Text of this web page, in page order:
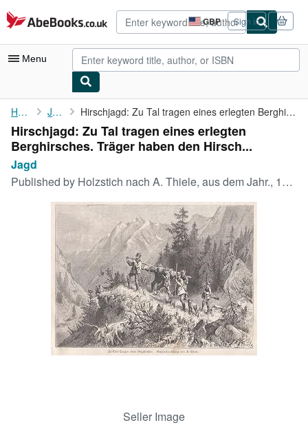
Skip to main content
AbeBooks.co.uk GBP
Site
shopping
preferences
Sign in
Menu
My Account
My Purchases
Advanced Search
Browse Collections
Rare Books
Art & Collectables
Textbooks
Start Selling
CLOSE
Home Jagd Hirschjagd: Zu Tal tragen eines erlegten Berghirsches. Träger ...
Hirschjagd: Zu Tal tragen eines erlegten
Berghirsches. Träger haben den Hirsch...
Jagd
Published by Holzstich nach A. Thiele, aus dem Jahr., 1884
Seller Image